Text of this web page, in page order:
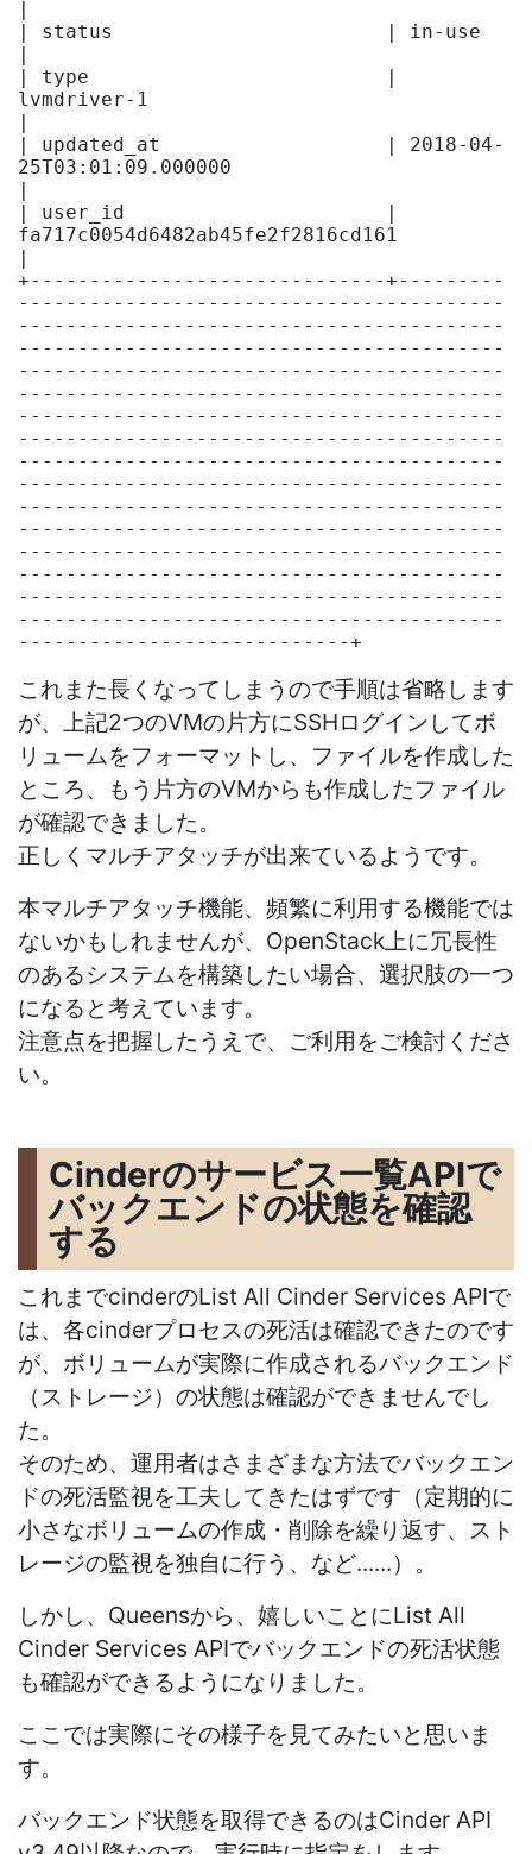
これまた長くなってしまうので手順は省略します
が、上記2つのVMの片方にSSHログインしてボ
リュームをフォーマットし、ファイルを作成した
ところ、もう片方のVMからも作成したファイル
が確認できました。
正しくマルチアタッチが出来ているようです。
本マルチアタッチ機能、頻繁に利用する機能では
ないかもしれませんが、OpenStack上に冗長性
のあるシステムを構築したい場合、選択肢の一つ
になると考えています。
注意点を把握したうえで、ご利用をご検討くださ
い。
Cinderのサービス一覧APIで
バックエンドの状態を確認
する
これまでcinderのList All Cinder Services APIで
は、各cinderプロセスの死活は確認できたのです
が、ボリュームが実際に作成されるバックエンド
（ストレージ）の状態は確認ができませんでし
た。
そのため、運用者はさまざまな方法でバックエン
ドの死活監視を工夫してきたはずです（定期的に
小さなボリュームの作成・削除を繰り返す、スト
レージの監視を独自に行う、など......）。
しかし、Queensから、嬉しいことにList All
Cinder Services APIでバックエンドの死活状態
も確認ができるようになりました。
ここでは実際にその様子を見てみたいと思いま
す。
バックエンド状態を取得できるのはCinder API